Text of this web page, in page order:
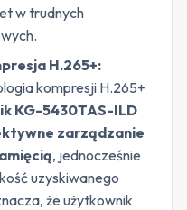
w trudnych
H.265+:
kompresji H.265+
KG-5430TAS-ILD
zarządzanie
, jednocześnie
uzyskiwanego
że użytkownik